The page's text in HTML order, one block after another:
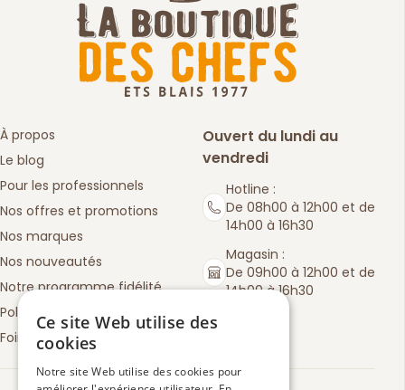
À propos
Le blog
Pour les professionnels
Nos offres et promotions
Nos marques
Nos nouveautés
Notre programme fidélité
Politique de retours
Foire aux questions
Ouvert du lundi au
vendredi
Hotline :
De 08h00 à 12h00 et de
14h00 à 16h30
Magasin :
De 09h00 à 12h00 et de
14h00 à 16h30
Ce site Web utilise des
cookies
Notre site Web utilise des cookies pour